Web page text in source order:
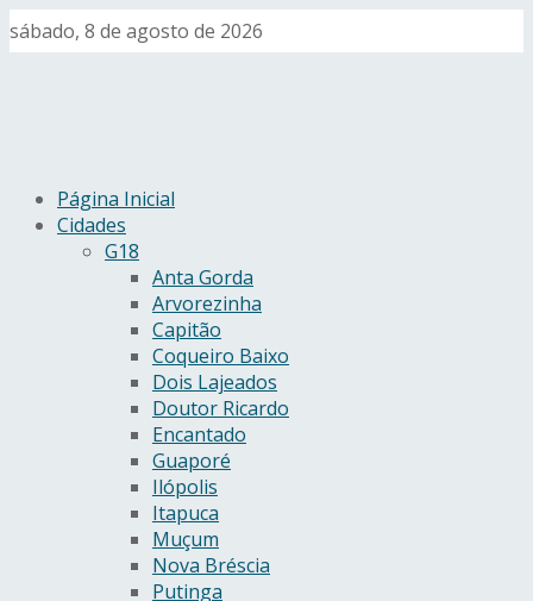
sábado, 8 de agosto de 2026
Página Inicial
Cidades
G18
Anta Gorda
Arvorezinha
Capitão
Coqueiro Baixo
Dois Lajeados
Doutor Ricardo
Encantado
Guaporé
Ilópolis
Itapuca
Muçum
Nova Bréscia
Putinga